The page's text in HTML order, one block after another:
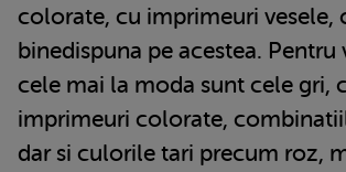
colorate, cu imprimeuri vesele,
binedispuna pe acestea. Pentru
cele mai la moda sunt cele gri,
imprimeuri colorate,
dar si culorile tari precum roz,